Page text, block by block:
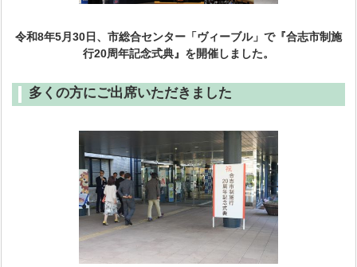
令和8年5月30日、市総合センター「ヴィーブル」で『合志市制施
行20周年記念式典』を開催しました。
多くの方にご出席いただきました